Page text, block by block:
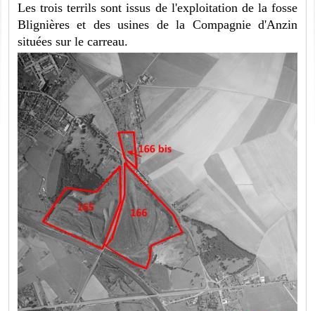
Les trois terrils sont issus de l'exploitation de la fosse
Blignières et des usines de la Compagnie d'Anzin
situées sur le carreau.